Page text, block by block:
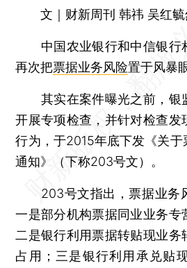
文｜财新周刊 韩祎 吴红
中国农业银行和中信银行
再次把票据业务风险置于风暴
其实在案件曝光之前，银
开展专项检查，并针对检查发
行为，于2015年底下发《关
通知》（下称203号文）。
203号文指出，票据业务风
一是部分机构票据同业业务专
二是银行利用票据转贴现业务
占用；三是银行利用承兑贴